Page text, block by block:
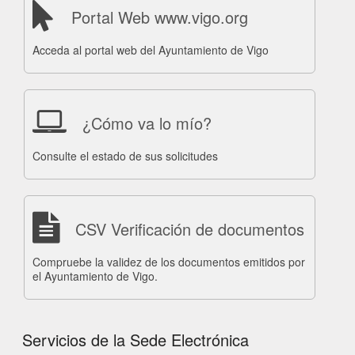
Portal Web www.vigo.org
Acceda al portal web del Ayuntamiento de Vigo
¿Cómo va lo mío?
Consulte el estado de sus solicitudes
CSV Verificación de documentos
Compruebe la validez de los documentos emitidos por
el Ayuntamiento de Vigo.
Servicios de la Sede Electrónica